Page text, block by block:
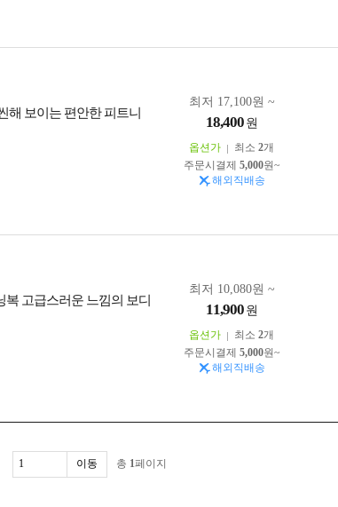
해 보이는 편안한 피트니
최저 17,100원 ~
18,400 원
옵션가 최소 2개
주문시결제 5,000원~
해외직배송
고급스러운 느낌의 보디
최저 10,080원 ~
11,900 원
옵션가 최소 2개
주문시결제 5,000원~
해외직배송
총 1페이지